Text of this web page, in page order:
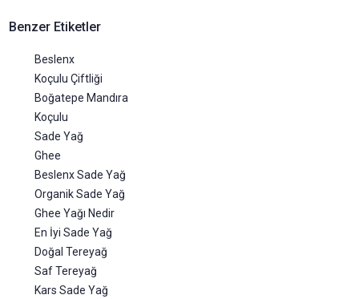
Benzer Etiketler
Beslenx
Koçulu Çiftliği
Boğatepe Mandıra
Koçulu
Sade Yağ
Ghee
Beslenx Sade Yağ
Organik Sade Yağ
Ghee Yağı Nedir
En İyi Sade Yağ
Doğal Tereyağ
Saf Tereyağ
Kars Sade Yağ